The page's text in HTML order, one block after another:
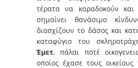
τέρατα να καραδοκούν
σημαίνει θανάσιμο
διασχίζουν το δάσος και
καταφύγιο του
Έμετ, πάλαι ποτέ
οποίος έχασε τους